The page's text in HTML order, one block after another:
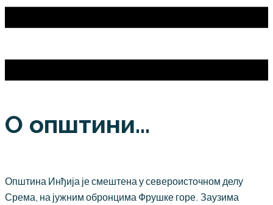
О општини...
Општина Инђија је смештена у североисточном делу
Срема, на јужним обронцима Фрушке горе. Заузима